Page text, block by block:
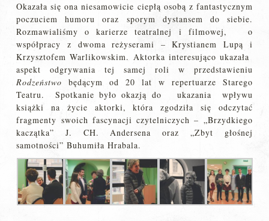
Okazała się ona niesamowicie ciepłą osobą z fantastycznym
poczuciem humoru oraz sporym dystansem do siebie.
Rozmawialiśmy o karierze teatralnej i filmowej, o
współpracy z dwoma reżyserami – Krystianem Lupą i
Krzysztofem Warlikowskim. Aktorka interesująco ukazała
aspekt odgrywania tej samej roli w przedstawieniu
Rodzeństwo będącym od 20 lat w repertuarze Starego
Teatru. Spotkanie było okazją do ukazania wpływu
książki na życie aktorki, która zgodziła się odczytać
fragmenty swoich fascynacji czytelniczych – „Brzydkiego
kaczątka” J. CH. Andersena oraz „Zbyt głośnej
samotności” Buhumiła Hrabala.